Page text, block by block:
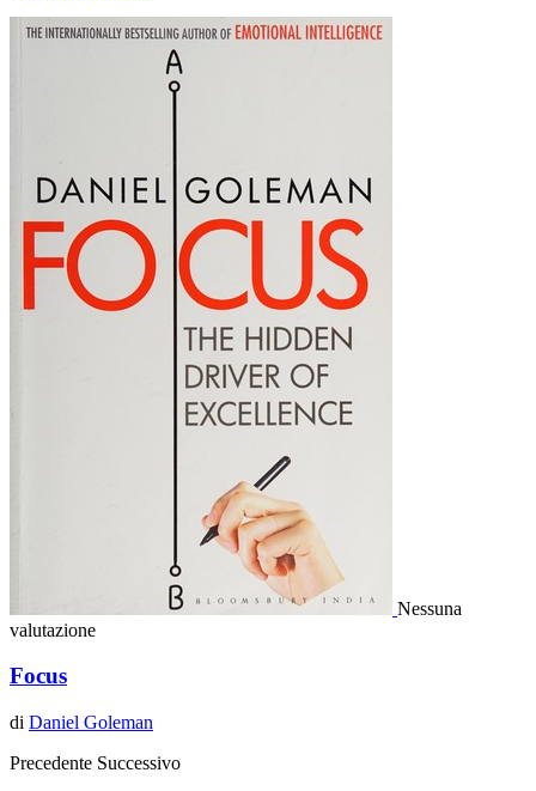
Nessuna
valutazione
Focus
di Daniel Goleman
Precedente Successivo